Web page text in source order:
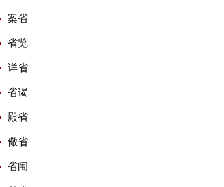
案省
省览
详省
省谒
殿省
儆省
省闱